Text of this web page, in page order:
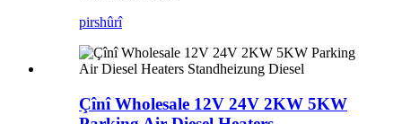
pirshûrî
Çînî Wholesale 12V 24V 2KW 5KW